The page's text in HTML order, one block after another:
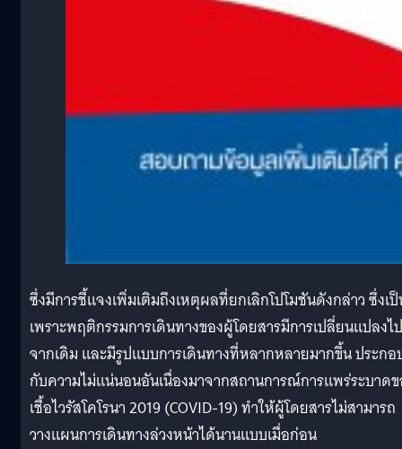
ซึ่งมีการชี้แจงเพิ่มเติมถึงเหตุผลที่ยกเลิกโปโมชันดังกล่าว ซึ่งเ
เพราะพฤติกรรมการเดินทางของผู้โดยสารมีการเปลี่ยนแปลงไป
จากเดิม และมีรูปแบบการเดินทางที่หลากหลายมากขึ้น ประกอ
กับความไม่แน่นอนอันเนื่องมาจากสถานการณ์การแพร่ระบาด
เชื้อไวรัสโคโรนา 2019 (COVID-19) ทำให้ผู้โดยสารไม่สามารถ
วางแผนการเดินทางล่วงหน้าได้นานแบบเมื่อก่อน